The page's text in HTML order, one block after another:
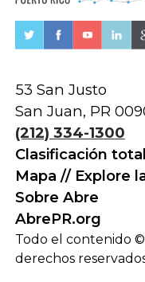
53 San Justo
San Juan, PR
(212) 334-1300
Clasificación
Mapa // Explore
Sobre Abre
AbrePR.org
Todo el contenido
derechos